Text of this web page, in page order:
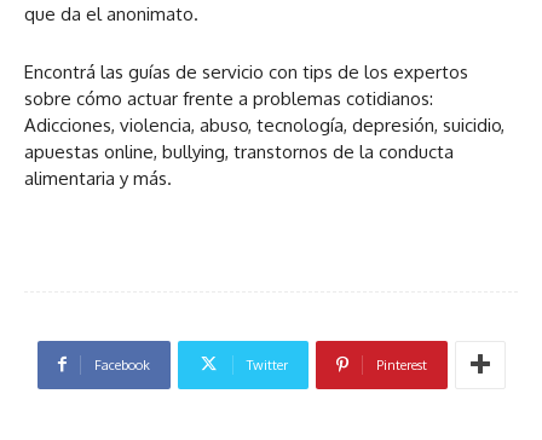
que da el anonimato.
Encontrá las guías de servicio con tips de los expertos
sobre cómo actuar frente a problemas cotidianos:
Adicciones, violencia, abuso, tecnología, depresión, suicidio,
apuestas online, bullying, transtornos de la conducta
alimentaria y más.
Facebook Twitter Pinterest